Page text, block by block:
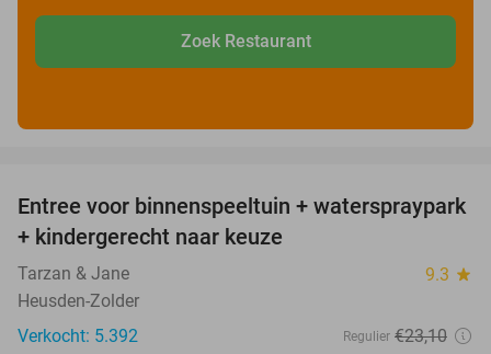
Zoek Restaurant
40%
Entree voor binnenspeeltuin + waterspraypark
+ kindergerecht naar keuze
Tarzan & Jane 9.3 star
Heusden-Zolder
Verkocht: 5.392
Regulier €23,10